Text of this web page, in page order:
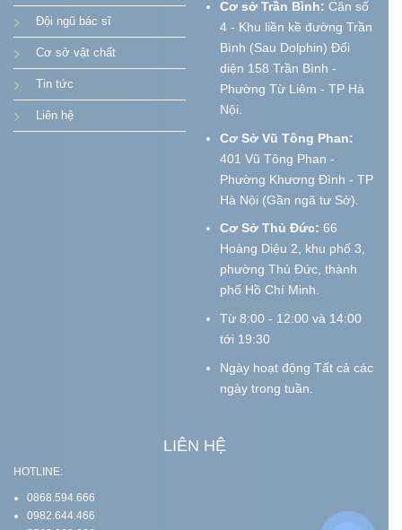
Đội ngũ bác sĩ
Cơ sở vật chất
Tin tức
Liên hệ
Cơ sở Trần Bình: Căn số
4 - Khu liền kề đường Trần
Bình (Sau Dolphin) Đối
diện 158 Trần Bình -
Phường Từ Liêm - TP Hà
Nội.
Cơ Sở Vũ Tông Phan:
401 Vũ Tông Phan -
Phường Khương Đình - TP
Hà Nội (Gần ngã tư Sở).
Cơ Sở Thủ Đức:66
Hoàng Diệu 2, khu phố 3,
phường Thủ Đức, thành
phố Hồ Chí Minh.
Từ 8:00 - 12:00 và 14:00
tới 19:30
Ngày hoạt động Tất cả các
ngày trong tuần.
LIÊN HỆ
HOTLINE:
0868.594.666
0982.644.466